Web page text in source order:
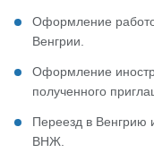
Оформление
Венгрии.
Оформление
полученного
Переезд в Венгрию
ВНЖ.